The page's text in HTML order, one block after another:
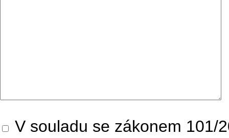
V souladu se zákonem 101/